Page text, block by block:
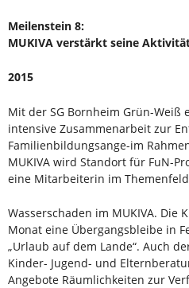
Meilenstein 8:
MUKIVA verstärkt seine
2015
Mit der SG Bornheim Grün-Weiß
intensive Zusammenarbeit zur
Familienbildungsange-im
MUKIVA wird Standort für FuN-
eine Mitarbeiterin im
Wasserschaden im MUKIVA.
Monat eine Übergangsbleibe in
„Urlaub auf dem Lande“. Auch
Kinder- Jugend- und
Angebote Räumlichkeiten zur